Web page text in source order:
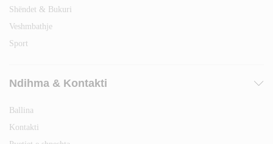
Shëndet & Bukuri
Veshmbathje
Sport
Ndihma & Kontakti
Ballina
Kontakti